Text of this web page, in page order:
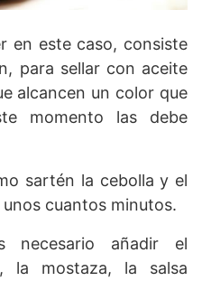
en este caso, consiste
para sellar con aceite
alcancen un color que
momento las debe
sartén la cebolla y el
cuantos minutos.
necesario añadir el
la mostaza, la salsa